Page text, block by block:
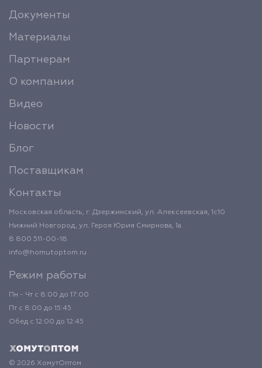
Документы
Материалы
Партнерам
О компании
Видео
Новости
Блог
Поставщикам
Контакты
Московская область, г. Дзержинский, ул. Алексеевская, 1с10
Нижний Новгород, ул. Героя Юрия Смирнова, 1а
8 800 511-00-18
info@homutoptom.ru
Режим работы
Пн - Чт с 8:00 до 17:00
Пт с 8:00 до 15:45
Обед с 12:00 до 12:45
© 2026 ХомутОптом